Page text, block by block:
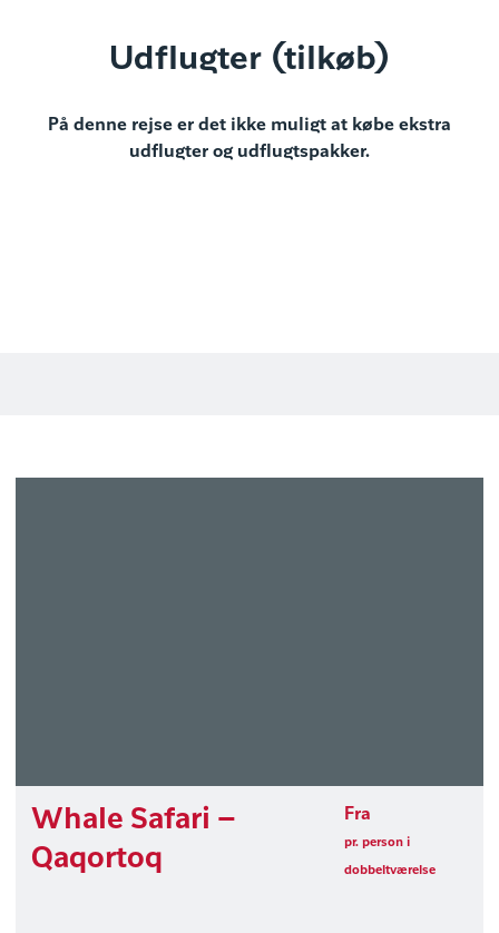
Udflugter (tilkøb)
På denne rejse er det ikke muligt at købe ekstra
udflugter og udflugtspakker.
Whale Safari –
Qaqortoq
Fra
pr. person i
dobbeltværelse